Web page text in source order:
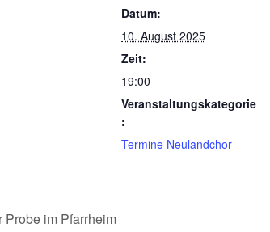
Datum:
10. August 2025
Zeit:
19:00
Veranstaltungskategorie
:
Termine Neulandchor
Probe im Pfarrheim